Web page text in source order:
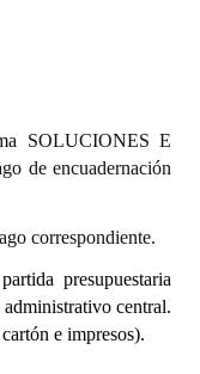
SOLUCIONES E
de encuadernación
correspondiente.
presupuestaria
central.
e impresos).